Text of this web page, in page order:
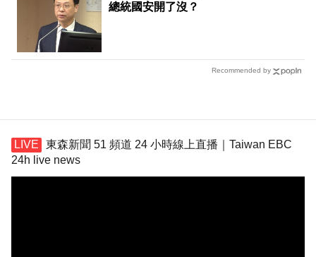
總統國安開了沒？
Recommended by
東森新聞 51 頻道 24 小時線上直播｜Taiwan EBC
24h live news